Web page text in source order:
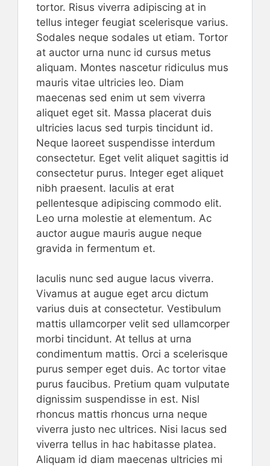
tortor. Risus viverra adipiscing at in
tellus integer feugiat scelerisque varius.
Sodales neque sodales ut etiam. Tortor
at auctor urna nunc id cursus metus
aliquam. Montes nascetur ridiculus mus
mauris vitae ultricies leo. Diam
maecenas sed enim ut sem viverra
aliquet eget sit. Massa placerat duis
ultricies lacus sed turpis tincidunt id.
Neque laoreet suspendisse interdum
consectetur. Eget velit aliquet sagittis id
consectetur purus. Integer eget aliquet
nibh praesent. Iaculis at erat
pellentesque adipiscing commodo elit.
Leo urna molestie at elementum. Ac
auctor augue mauris augue neque
gravida in fermentum et.
Iaculis nunc sed augue lacus viverra.
Vivamus at augue eget arcu dictum
varius duis at consectetur. Vestibulum
mattis ullamcorper velit sed ullamcorper
morbi tincidunt. At tellus at urna
condimentum mattis. Orci a scelerisque
purus semper eget duis. Ac tortor vitae
purus faucibus. Pretium quam vulputate
dignissim suspendisse in est. Nisl
rhoncus mattis rhoncus urna neque
viverra justo nec ultrices. Nisi lacus sed
viverra tellus in hac habitasse platea.
Aliquam id diam maecenas ultricies mi